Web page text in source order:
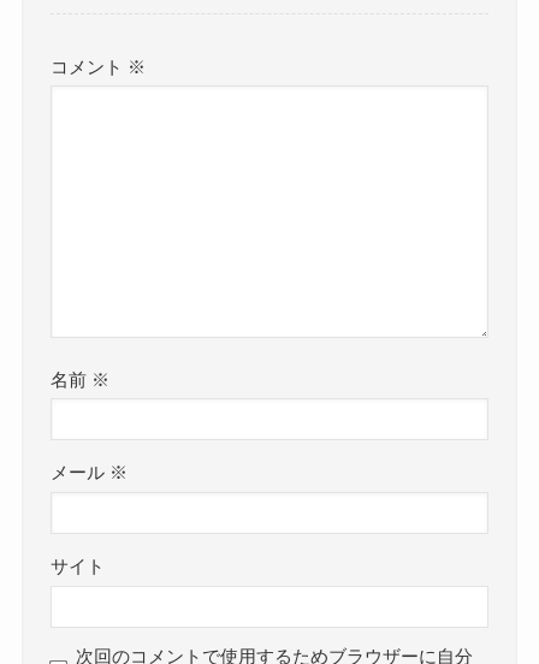
コメント ※
名前 ※
メール ※
サイト
次回のコメントで使用するためブラウザーに自分